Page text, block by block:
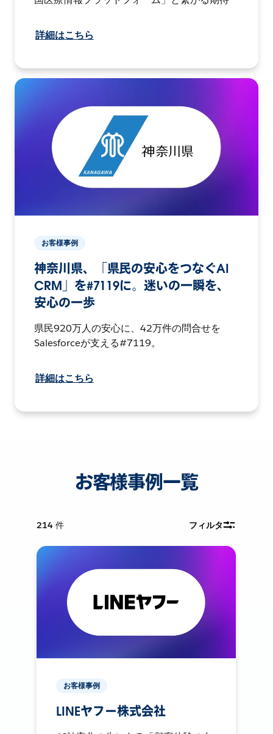
詳細はこちら
お客様事例
神奈川県、「県民の安心をつなぐAI
CRM」を#7119に。迷いの一瞬を、
安心の一歩
県民920万人の安心に、42万件の問合せを
Salesforceが支える#7119。
詳細はこちら
お客様事例一覧
214 件 フィルタ
お客様事例
LINEヤフー株式会社